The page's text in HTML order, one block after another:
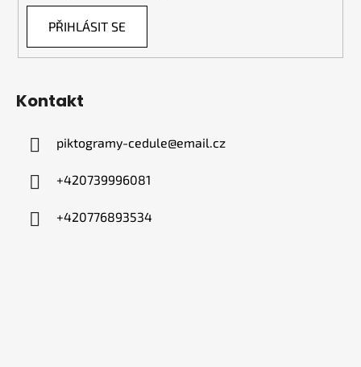
PŘIHLÁSIT SE
Kontakt
piktogramy-cedule@email.cz
+420739996081
+420776893534